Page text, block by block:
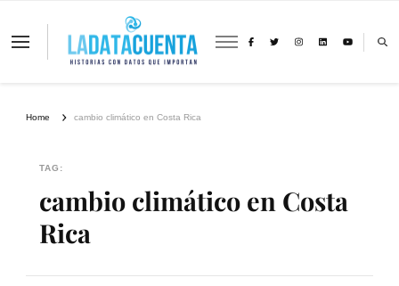
La Data Cuenta es una plataforma
Home cambio climático en Costa Rica
TAG:
cambio climático en Costa
Rica